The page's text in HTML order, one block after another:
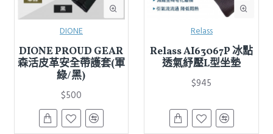
DIONE
DIONE PROUD GEAR
森活皮革安全帶護套(軍
綠/黑)
$500
Relass
Relass AI63067P 冰點
透氣紓壓L型坐墊
$945